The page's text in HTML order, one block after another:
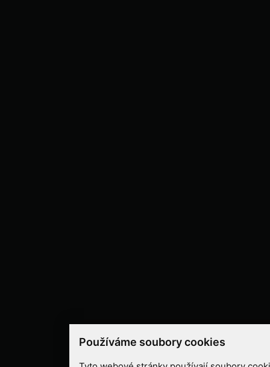
Používáme soubory cookies